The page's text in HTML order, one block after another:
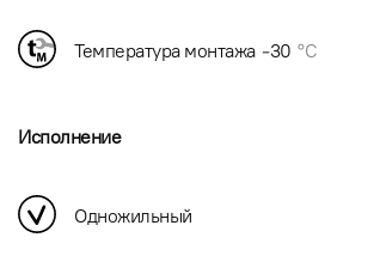
Температура монтажа -30 °C
Исполнение
Одножильный